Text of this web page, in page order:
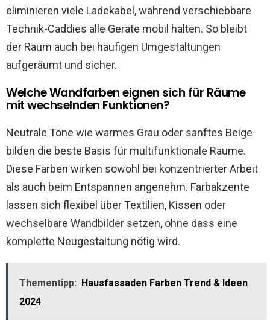
eliminieren viele Ladekabel, während verschiebbare
Technik-Caddies alle Geräte mobil halten. So bleibt
der Raum auch bei häufigen Umgestaltungen
aufgeräumt und sicher.
Welche Wandfarben eignen sich für Räume
mit wechselnden Funktionen?
Neutrale Töne wie warmes Grau oder sanftes Beige
bilden die beste Basis für multifunktionale Räume.
Diese Farben wirken sowohl bei konzentrierter Arbeit
als auch beim Entspannen angenehm. Farbakzente
lassen sich flexibel über Textilien, Kissen oder
wechselbare Wandbilder setzen, ohne dass eine
komplette Neugestaltung nötig wird.
Thementipp: Hausfassaden Farben Trend & Ideen
2024